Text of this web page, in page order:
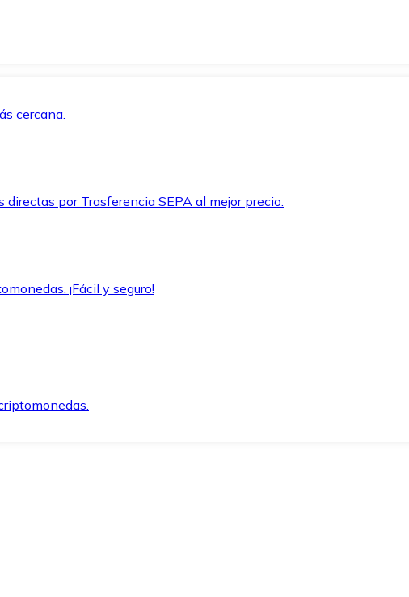
cercana.
por Trasferencia SEPA al mejor precio.
¡Fácil y seguro!